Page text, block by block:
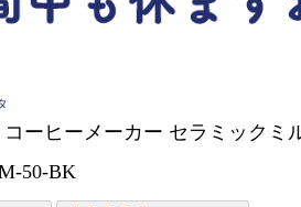
コーヒーメーカー セラミックミ
50-BK